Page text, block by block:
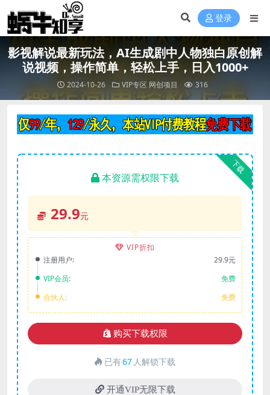
登录
影视解说最新玩法，AI生成剧中人物独白原创解
说视频，操作简单，轻松上手，日入1000+
2024-10-26 VIP专区 网创项目 316
下载
本资源需权限下载
29.9元
VIP折扣
注册用户:
29.9元
VIP会员:
免费
合伙人:
免费
购买下载权限
已有67 人解锁下载
开通VIP无限下载